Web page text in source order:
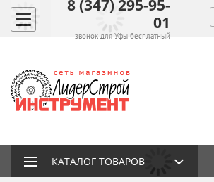
8 (347) 295-95-
01
звонок для Уфы бесплатный
КАТАЛОГ ТОВАРОВ